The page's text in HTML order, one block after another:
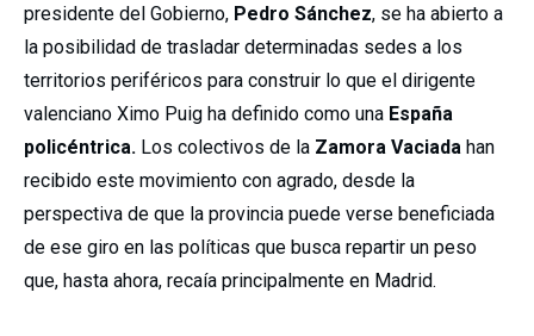
presidente del Gobierno, Pedro Sánchez, se ha abierto a
la posibilidad de trasladar determinadas sedes a los
territorios periféricos para construir lo que el dirigente
valenciano Ximo Puig ha definido como una España
policéntrica. Los colectivos de la Zamora Vaciada han
recibido este movimiento con agrado, desde la
perspectiva de que la provincia puede verse beneficiada
de ese giro en las políticas que busca repartir un peso
que, hasta ahora, recaía principalmente en Madrid.